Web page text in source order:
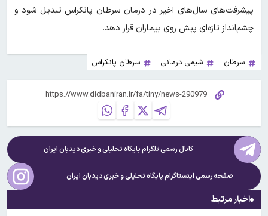
پیشرفت‌های سال‌های اخیر در درمان سرطان پانکراس تبدیل شود و
چشم‌انداز تازه‌ای پیش روی بیماران قرار دهد.
سرطان شیمی درمانی سرطان پانکراس
کانال رسمی تلگرام پایگاه تحلیلی و خبریدیدبان ایران
صفحه رسمی اینستاگرام پایگاه تحلیلی و خبریدیدبان ایران
اخبار مرتبط